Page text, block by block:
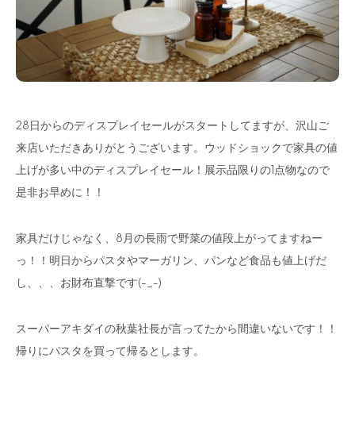
フラッグシップストア
0965-52-0323
熊本店
096-274-8175
Arv
0965-45-9282
28日からのディスプレイセールがスタートしてますが、沢山ご
来店いただきありがとうございます。ウッドショックで家具の値
上げが多い中のディスプレイセール！展示品限りの1点物なので
是非お早めに！！
家具だけじゃなく、8月の長雨で野菜の値段上がってますねー
っ！！明日からパスタやマーガリン、パンなど食品も値上げだ
し、、、お財布直撃です(-_-)
スーパーアキダイの秋葉社長が言ってたから間違いないです！！
帰りにパスタを買って帰るとします。